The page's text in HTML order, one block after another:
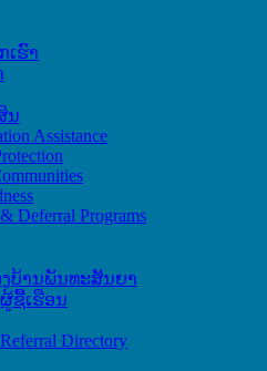
ເຮົາ
ນ
Assistance
Deferral Programs
ງບ້ານພັນທະສັນຍາ
ຊື້ເຮືອນ
Directory